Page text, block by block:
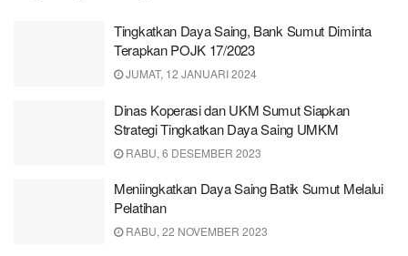
Tingkatkan Daya Saing, Bank Sumut Diminta
Terapkan POJK 17/2023
JUMAT, 12 JANUARI 2024
Dinas Koperasi dan UKM Sumut Siapkan
Strategi Tingkatkan Daya Saing UMKM
RABU, 6 DESEMBER 2023
Meniingkatkan Daya Saing Batik Sumut Melalui
Pelatihan
RABU, 22 NOVEMBER 2023